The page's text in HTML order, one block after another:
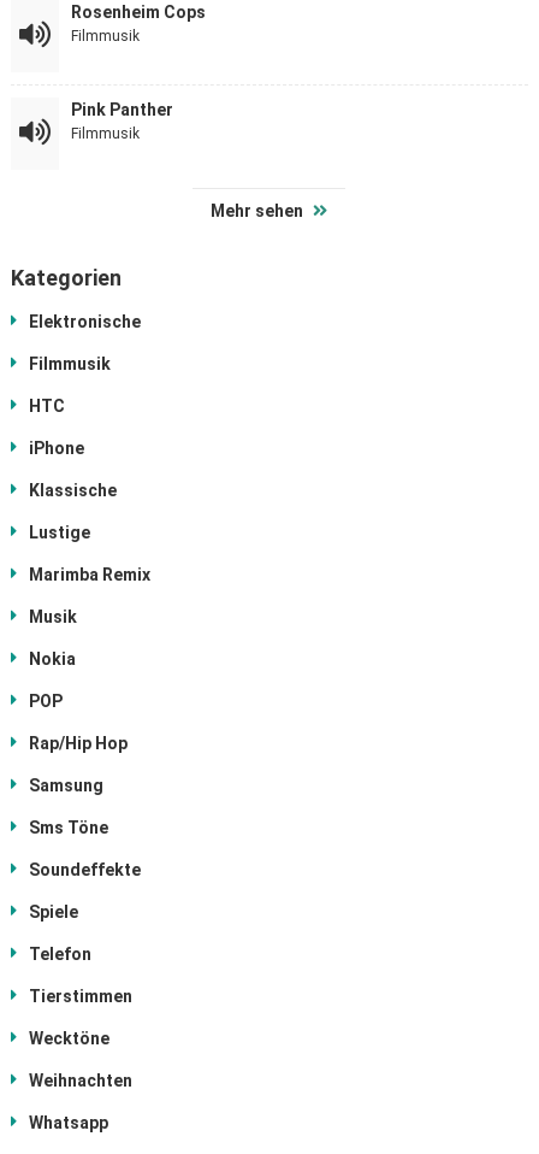
Rosenheim Cops
Filmmusik
Pink Panther
Filmmusik
Mehr sehen
Kategorien
Elektronische
Filmmusik
HTC
iPhone
Klassische
Lustige
Marimba Remix
Musik
Nokia
POP
Rap/Hip Hop
Samsung
Sms Töne
Soundeffekte
Spiele
Telefon
Tierstimmen
Wecktöne
Weihnachten
Whatsapp